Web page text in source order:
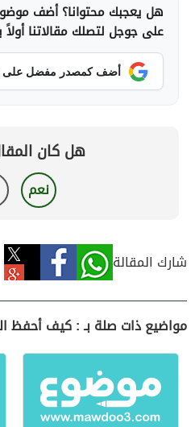
هل يعجبك محتوانا؟ أضف
على جوجل لتصلك مقالاتنا
أضف كمصدر مفضل على Google
هل كان
نعم
شارك المقالة
مواضيع ذات صلة بـ : كيف أحفظ